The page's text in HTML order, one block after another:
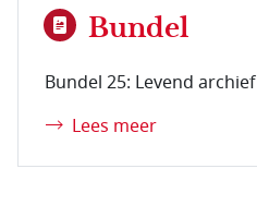
Bundel
Bundel 25: Levend archief
Lees meer